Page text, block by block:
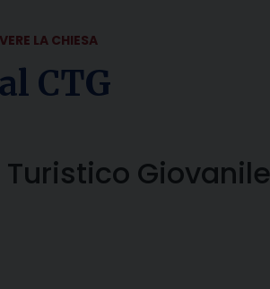
LA CHIESA
CTG
Giovanile